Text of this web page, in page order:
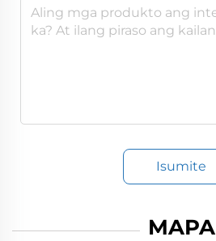
Isumite
MAPA